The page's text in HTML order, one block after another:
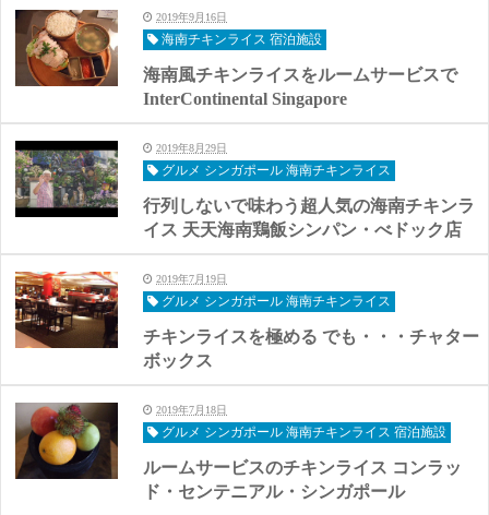
2019年9月16日
海南チキンライス 宿泊施設
海南風チキンライスをルームサービスで
InterContinental Singapore
2019年8月29日
グルメ シンガポール 海南チキンライス
行列しないで味わう超人気の海南チキンラ
イス 天天海南鶏飯シンパン・べドック店
2019年7月19日
グルメ シンガポール 海南チキンライス
チキンライスを極める でも・・・チャター
ボックス
2019年7月18日
グルメ シンガポール 海南チキンライス 宿泊施設
ルームサービスのチキンライス コンラッ
ド・センテニアル・シンガポール